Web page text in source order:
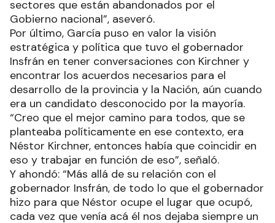
sectores que están abandonados por el
Gobierno nacional”, aseveró.
Por último, García puso en valor la visión
estratégica y política que tuvo el gobernador
Insfrán en tener conversaciones con Kirchner y
encontrar los acuerdos necesarios para el
desarrollo de la provincia y la Nación, aún cuando
era un candidato desconocido por la mayoría.
“Creo que el mejor camino para todos, que se
planteaba políticamente en ese contexto, era
Néstor Kirchner, entonces había que coincidir en
eso y trabajar en función de eso”, señaló.
Y ahondó: “Más allá de su relación con el
gobernador Insfrán, de todo lo que el gobernador
hizo para que Néstor ocupe el lugar que ocupó,
cada vez que venía acá él nos dejaba siempre un